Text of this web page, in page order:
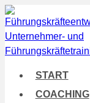
Zum
Inhalt
springen
START
COACHING